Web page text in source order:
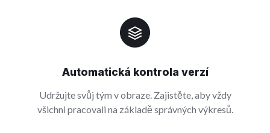
Automatická kontrola verzí
Udržujte svůj tým v obraze. Zajistěte, aby vždy
všichni pracovali na základě správných výkresů.